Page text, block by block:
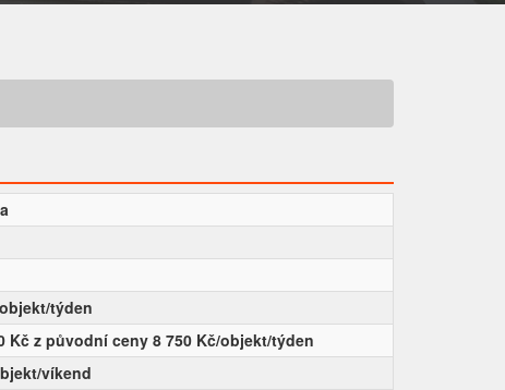
týden
Kč z původní ceny 8 750 Kč/objekt/týden
víkend